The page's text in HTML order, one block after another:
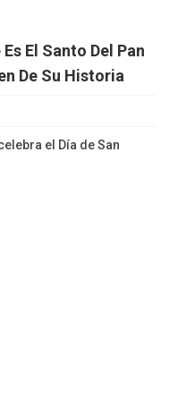
El Santo Del Pan
De Su Historia
el Día de San